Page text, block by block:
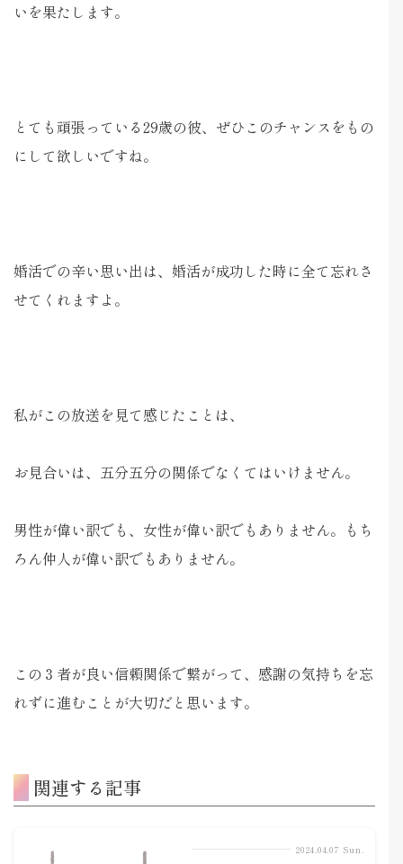
いを果たします。
とても頑張っている29歳の彼、ぜひこのチャンスをもの
にして欲しいですね。
婚活での辛い思い出は、婚活が成功した時に全て忘れさ
せてくれますよ。
私がこの放送を見て感じたことは、
お見合いは、五分五分の関係でなくてはいけません。
男性が偉い訳でも、女性が偉い訳でもありません。もち
ろん仲人が偉い訳でもありません。
この３者が良い信頼関係で繋がって、感謝の気持ちを忘
れずに進むことが大切だと思います。
関連する記事
2024.04.07 Sun.